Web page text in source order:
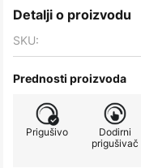
Detalji o proizvodu
SKU:
Prednosti proizvoda
Prigušivo
Dodirni
prigušivač